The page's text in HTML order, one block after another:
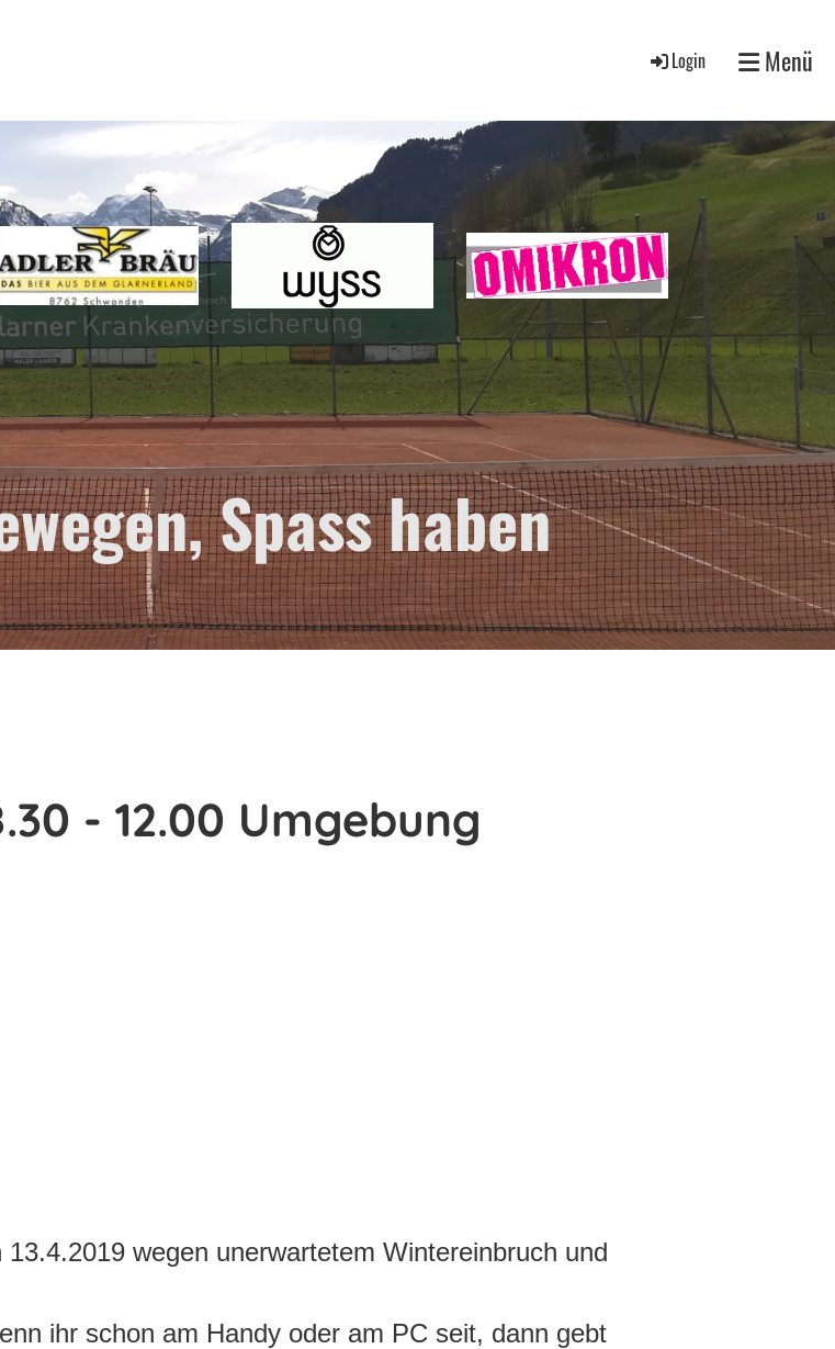
Login Menü
Spass haben
- 12.00 Umgebung
wegen unerwartetem Wintereinbruch und
ihr schon am Handy oder am PC seit, dann gebt